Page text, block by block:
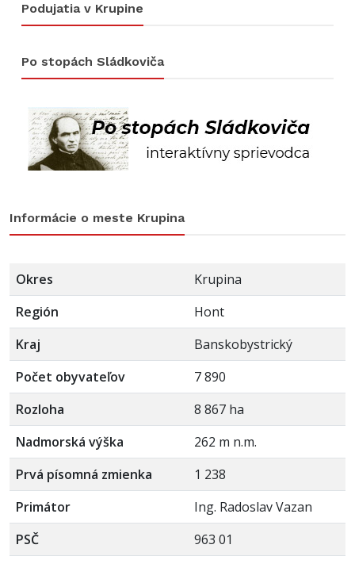
Podujatia v Krupine
Po stopách Sládkoviča
Informácie o meste Krupina
Okres
Krupina
Región
Hont
Kraj
Banskobystrický
Počet obyvateľov
7 890
Rozloha
8 867 ha
Nadmorská výška
262 m n.m.
Prvá písomná zmienka
1 238
Primátor
Ing. Radoslav Vazan
PSČ
963 01